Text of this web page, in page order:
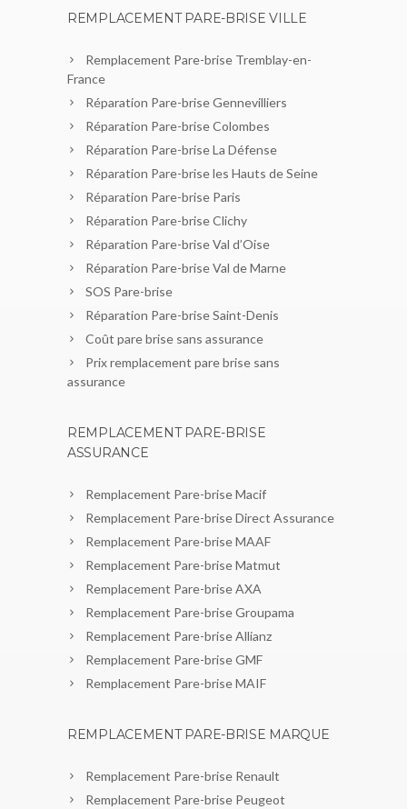
REMPLACEMENT PARE-BRISE VILLE
Remplacement Pare-brise Tremblay-en-
France
Réparation Pare-brise Gennevilliers
Réparation Pare-brise Colombes
Réparation Pare-brise La Défense
Réparation Pare-brise les Hauts de Seine
Réparation Pare-brise Paris
Réparation Pare-brise Clichy
Réparation Pare-brise Val d’Oise
Réparation Pare-brise Val de Marne
SOS Pare-brise
Réparation Pare-brise Saint-Denis
Coût pare brise sans assurance
Prix remplacement pare brise sans
assurance
REMPLACEMENT PARE-BRISE
ASSURANCE
Remplacement Pare-brise Macif
Remplacement Pare-brise Direct Assurance
Remplacement Pare-brise MAAF
Remplacement Pare-brise Matmut
Remplacement Pare-brise AXA
Remplacement Pare-brise Groupama
Remplacement Pare-brise Allianz
Remplacement Pare-brise GMF
Remplacement Pare-brise MAIF
REMPLACEMENT PARE-BRISE MARQUE
Remplacement Pare-brise Renault
Remplacement Pare-brise Peugeot